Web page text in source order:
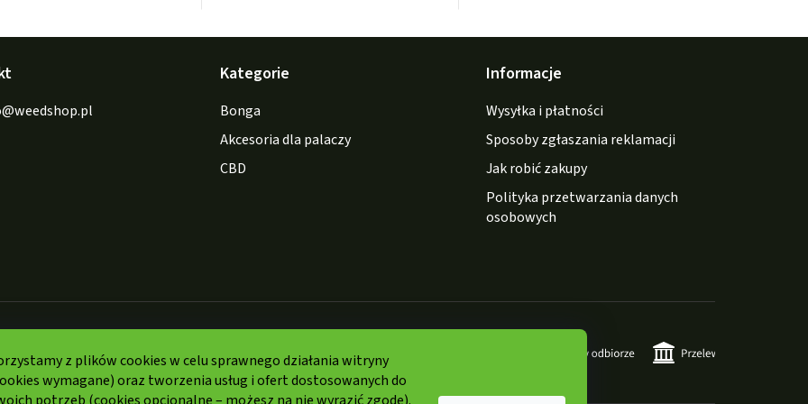
z plików cookies w celu sprawnego działania witryny
wymagane) oraz tworzenia usług i ofert dostosowanych do
@weedshop.pl
Kategorie
Bonga
Akcesoria dla palaczy
CBD
Informacje
Wysyłka i płatności
Sposoby zgłaszania reklamacji
Jak robić zakupy
Polityka przetwarzania danych
osobowych
płatności: